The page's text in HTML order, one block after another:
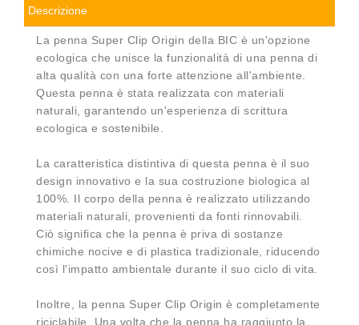
Descrizione
La penna Super Clip Origin della BIC è un'opzione
ecologica che unisce la funzionalità di una penna di
alta qualità con una forte attenzione all'ambiente.
Questa penna è stata realizzata con materiali
naturali, garantendo un'esperienza di scrittura
ecologica e sostenibile.
La caratteristica distintiva di questa penna è il suo
design innovativo e la sua costruzione biologica al
100%. Il corpo della penna è realizzato utilizzando
materiali naturali, provenienti da fonti rinnovabili.
Ciò significa che la penna è priva di sostanze
chimiche nocive e di plastica tradizionale, riducendo
così l'impatto ambientale durante il suo ciclo di vita.
Inoltre, la penna Super Clip Origin è completamente
riciclabile. Una volta che la penna ha raggiunto la